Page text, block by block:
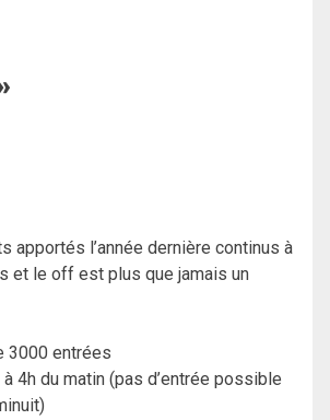
apportés l’année dernière continus à
et le off est plus que jamais un
3000 entrées
à 4h du matin (pas d’entrée possible